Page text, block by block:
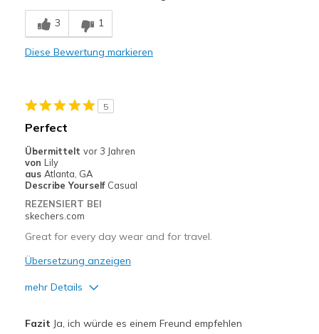
Comfortable
Nachteile
Poor Cushioning
Casual Wear
Width
Sizing
View On Shoes
I'm Into Shoes
3 1
Diese Bewertung markieren
5
Perfect
Übermittelt vor 3 Jahren
von Lily
aus Atlanta, GA
Describe Yourself Casual
REZENSIERT BEI
skechers.com
Great for every day wear and for travel.
Übersetzung anzeigen
mehr Details
Fazit Ja, ich würde es einem Freund empfehlen